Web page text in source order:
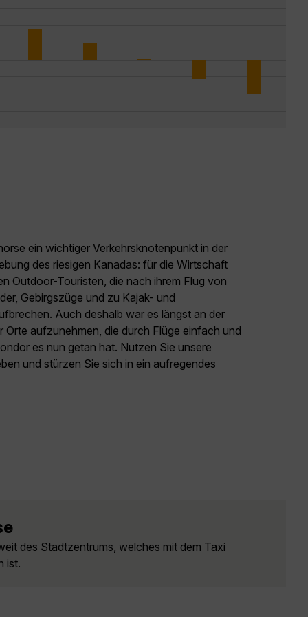
ein wichtiger Verkehrsknotenpunkt in der
des riesigen Kanadas: für die Wirtschaft
Outdoor-Touristen, die nach ihrem Flug von
Gebirgszüge und zu Kajak- und
Auch deshalb war es längst an der
Orte aufzunehmen, die durch Flüge einfach und
es nun getan hat. Nutzen Sie unsere
und stürzen Sie sich in ein aufregendes
des Stadtzentrums, welches mit dem Taxi
ist.